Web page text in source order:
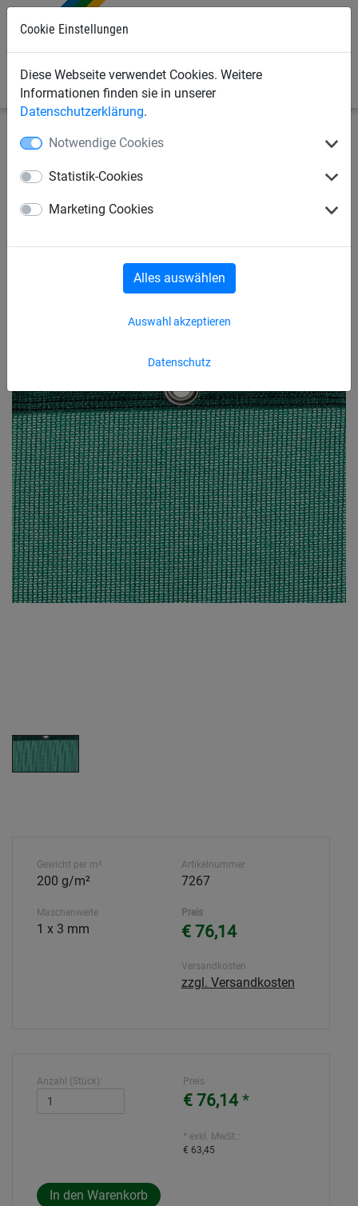
Cookie Einstellungen
Diese Webseite verwendet Cookies. Weitere
Informationen finden sie in unserer
Datenschutzerklärung.
Notwendige Cookies
Statistik-Cookies
Marketing Cookies
Datenschutz
Auswahl akzeptieren
Alles auswählen
Industrienetze
Abdecknetze und -planen
Abdeckplane, PE, 200 g/m²
Gewicht per m²
200 g/m²
Maschenweite
1 x 3 mm
Artikelnummer
7267
Preis
€ 76,14
Versandkosten
zzgl. Versandkosten
Anzahl (Stück): Preis
€ 76,14*
* exkl. MwSt.:
€ 63,45